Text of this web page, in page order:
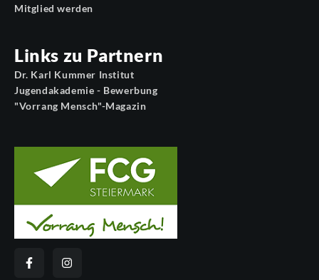
Mitglied werden
Links zu Partnern
Dr. Karl Kummer Institut
Jugendakademie - Bewerbung
"Vorrang Mensch"-Magazin